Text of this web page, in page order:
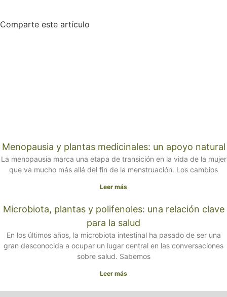
Comparte este artículo
Menopausia y plantas medicinales: un apoyo natural
La menopausia marca una etapa de transición en la vida de la mujer
que va mucho más allá del fin de la menstruación. Los cambios
Leer más
Microbiota, plantas y polifenoles: una relación clave
para la salud
En los últimos años, la microbiota intestinal ha pasado de ser una
gran desconocida a ocupar un lugar central en las conversaciones
sobre salud. Sabemos
Leer más